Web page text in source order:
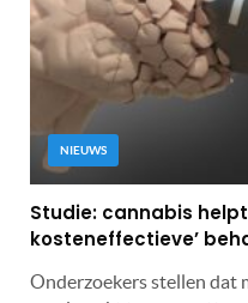
NIEUWS
Studie: cannabis helpt
kosteneffectieve’
Onderzoekers stellen dat